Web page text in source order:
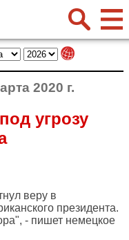
2020 г.
угрозу
веру в
президента.
- пишет немецкое